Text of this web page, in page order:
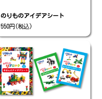
のりものアイデアシート
550円(税込)